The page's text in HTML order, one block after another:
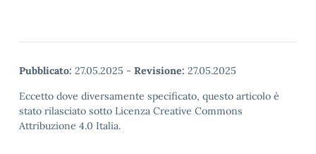
Pubblicato: 27.05.2025 - Revisione: 27.05.2025
Eccetto dove diversamente specificato, questo articolo è
stato rilasciato sotto Licenza Creative Commons
Attribuzione 4.0 Italia.